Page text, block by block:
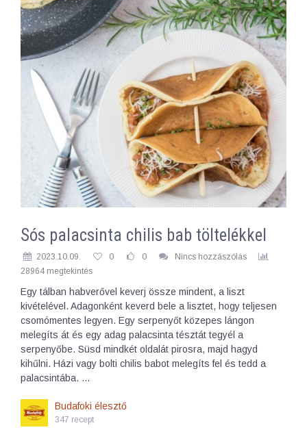
Sós palacsinta chilis bab töltelékkel
2023.10.09. 0 0
Nincs hozzászólás
28964 megtekintés
Egy tálban habverővel keverj össze mindent, a liszt
kivételével. Adagonként keverd bele a lisztet, hogy teljesen
csomómentes legyen. Egy serpenyőt közepes lángon
melegíts át és egy adag palacsinta tésztát tegyél a
serpenyőbe. Süsd mindkét oldalát pirosra, majd hagyd
kihűlni. Házi vagy bolti chilis babot melegíts fel és tedd a
palacsintába. …
Budafoki élesztő
347 recept